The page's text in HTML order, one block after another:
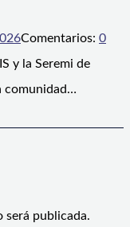
Comentarios: 0
y la Seremi de
comunidad…
será publicada.